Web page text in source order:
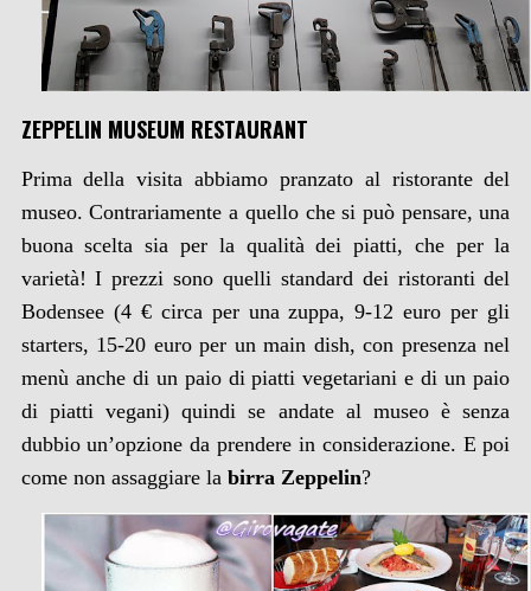
ZEPPELIN MUSEUM RESTAURANT
Prima della visita abbiamo pranzato al ristorante del
museo. Contrariamente a quello che si può pensare, una
buona scelta sia per la qualità dei piatti, che per la
varietà! I prezzi sono quelli standard dei ristoranti del
Bodensee (4 € circa per una zuppa, 9-12 euro per gli
starters, 15-20 euro per un main dish, con presenza nel
menù anche di un paio di piatti vegetariani e di un paio
di piatti vegani) quindi se andate al museo è senza
dubbio un’opzione da prendere in considerazione. E poi
come non assaggiare la birra Zeppelin?